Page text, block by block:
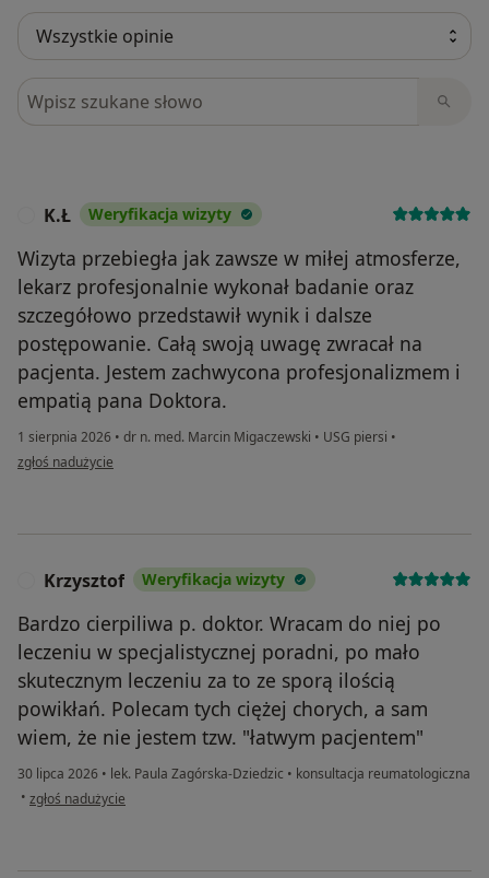
Szukaj w opiniach
K.Ł Weryfikacja wizyty
Wizyta przebiegła jak zawsze w miłej atmosferze,
lekarz profesjonalnie wykonał badanie oraz
szczegółowo przedstawił wynik i dalsze
postępowanie. Całą swoją uwagę zwracał na
pacjenta. Jestem zachwycona profesjonalizmem i
empatią pana Doktora.
1 sierpnia 2026 • dr n. med. Marcin Migaczewski • USG piersi •
w opinii użytkownika K.Ł
zgłoś nadużycie
Krzysztof Weryfikacja wizyty
Bardzo cierpiliwa p. doktor. Wracam do niej po
leczeniu w specjalistycznej poradni, po mało
skutecznym leczeniu za to ze sporą ilością
powikłań. Polecam tych ciężej chorych, a sam
wiem, że nie jestem tzw. "łatwym pacjentem"
30 lipca 2026 • lek. Paula Zagórska-Dziedzic • konsultacja reumatologiczna
• w opinii użytkownika Krzysztof
zgłoś nadużycie